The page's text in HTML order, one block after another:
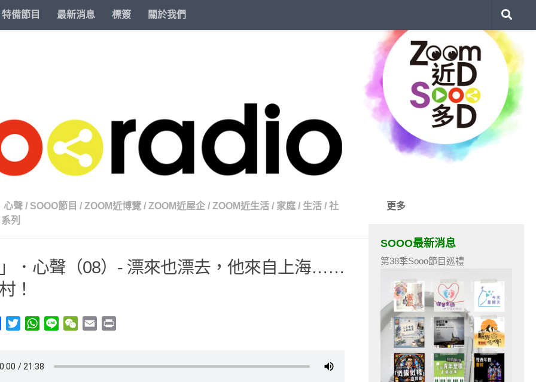
特備節目 最新消息 標簽 關於我們
心聲 / SOOO節目 / ZOOM近博覽 / ZOOM近屋企 / ZOOM近生活 / 家庭 / 生活 / 社
列
．心聲（08）- 漂來也漂去，他來自上海……
！
Facebook
TwitterWhatsApp
Line WeChat
Email
更多
SOOO最新消息
第38季Sooo節目巡禮